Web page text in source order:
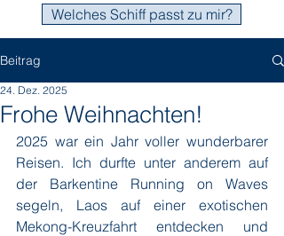
Welches Schiff passt zu mir?
Beitrag
Frohe Weihnachten!
24. Dez. 2025
2025 war ein Jahr voller wunderbarer
Reisen. Ich durfte unter anderem auf
der Barkentine Running on Waves
segeln, Laos auf einer exotischen
Mekong-Kreuzfahrt entdecken und